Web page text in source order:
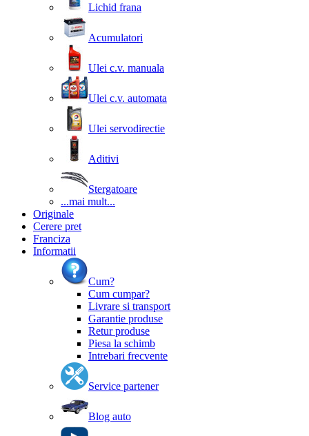
Lichid frana
Acumulatori
Ulei c.v. manuala
Ulei c.v. automata
Ulei servodirectie
Aditivi
Stergatoare
...mai mult...
Originale
Cerere pret
Franciza
Informatii
Cum?
Cum cumpar?
Livrare si transport
Garantie produse
Retur produse
Piesa la schimb
Intrebari frecvente
Service partener
Blog auto